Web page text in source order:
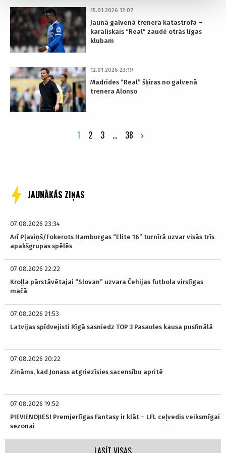
15.01.2026 12:07
Jaunā galvenā trenera katastrofa –
karaliskais “Real” zaudē otrās līgas
klubam
12.01.2026 23:19
Madrides “Real” šķiras no galvenā
trenera Alonso
1 2 3 … 38
JAUNĀKĀS ZIŅAS
07.08.2026 23:34
Arī Pļaviņš/Fokerots Hamburgas “Elite 16” turnīrā uzvar visās trīs
apakšgrupas spēlēs
07.08.2026 22:22
Kroļļa pārstāvētajai “Slovan” uzvara Čehijas futbola virslīgas
mačā
07.08.2026 21:53
Latvijas spīdvejisti Rīgā sasniedz TOP 3 Pasaules kausa pusfinālā
07.08.2026 20:22
Zināms, kad Jonass atgriezīsies sacensību apritē
07.08.2026 19:52
PIEVIENOJIES! Premjerlīgas Fantasy ir klāt – LFL ceļvedis veiksmīgai
sezonai